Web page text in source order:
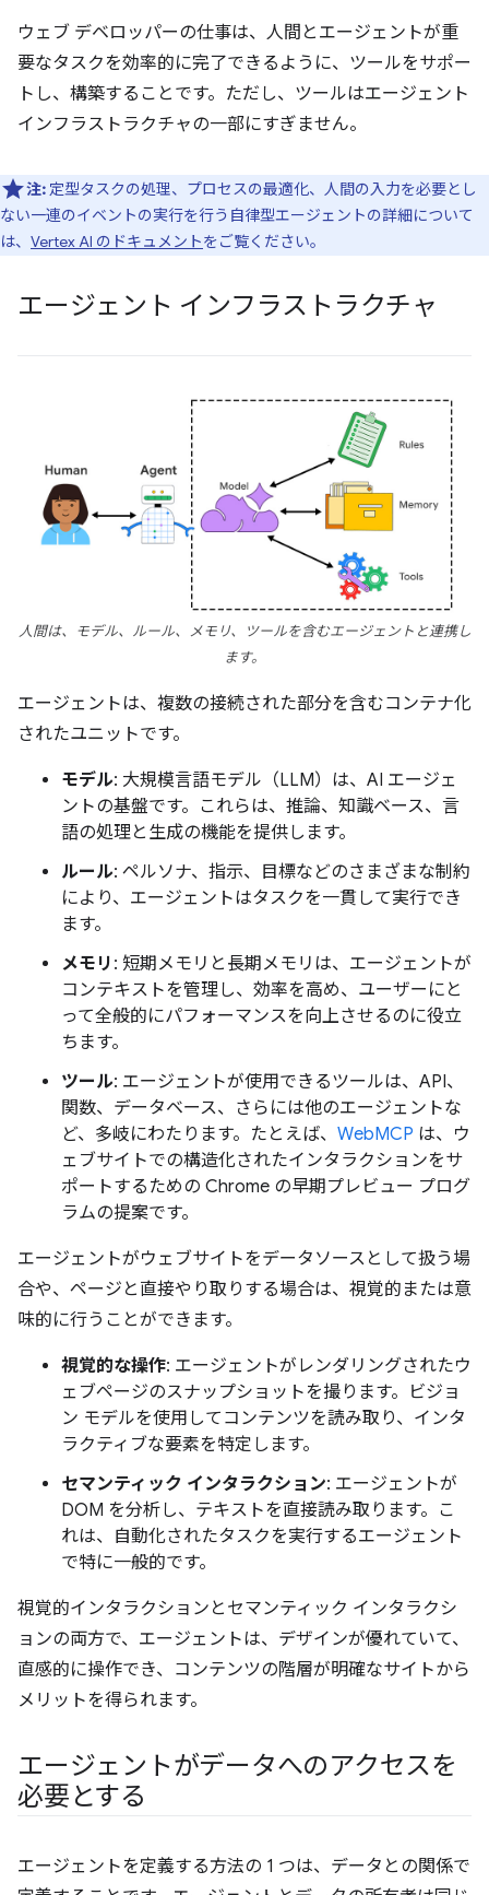
ウェブ デベロッパーの仕事は、人間とエージェントが重
要なタスクを効率的に完了できるように、ツールをサポー
トし、構築することです。ただし、ツールはエージェント
インフラストラクチャの一部にすぎません。
注: 定型タスクの処理、プロセスの最適化、人間の入力を必要とし
ない一連のイベントの実行を行う自律型エージェントの詳細について
は、 Vertex AI のドキュメントをご覧ください。
エージェント インフラストラクチャ
人間は、モデル、ルール、メモリ、ツールを含むエージェントと連携し
ます。
エージェントは、複数の接続された部分を含むコンテナ化
されたユニットです。
モデル: 大規模言語モデル（LLM）は、AI エージェ
ントの基盤です。これらは、推論、知識ベース、言
語の処理と生成の機能を提供します。
ルール: ペルソナ、指示、目標などのさまざまな制約
により、エージェントはタスクを一貫して実行でき
ます。
メモリ : 短期メモリと長期メモリは、エージェントが
コンテキストを管理し、効率を高め、ユーザーにと
って全般的にパフォーマンスを向上させるのに役立
ちます。
ツール: エージェントが使用できるツールは、API、
関数、データベース、さらには他のエージェントな
ど、多岐にわたります。たとえば、 WebMCP は、ウ
ェブサイトでの構造化されたインタラクションをサ
ポートするための Chrome の早期プレビュー プログ
ラムの提案です。
エージェントがウェブサイトをデータソースとして扱う場
合や、ページと直接やり取りする場合は、視覚的または意
味的に行うことができます。
視覚的な操作: エージェントがレンダリングされたウ
ェブページのスナップショットを撮ります。ビジョ
ン モデルを使用してコンテンツを読み取り、インタ
ラクティブな要素を特定します。
セマンティック インタラクション: エージェントが
DOM を分析し、テキストを直接読み取ります。こ
れは、自動化されたタスクを実行するエージェント
で特に一般的です。
視覚的インタラクションとセマンティック インタラクシ
ョンの両方で、エージェントは、デザインが優れていて、
直感的に操作でき、コンテンツの階層が明確なサイトから
メリットを得られます。
エージェントがデータへのアクセスを
必要とする
エージェントを定義する方法の 1 つは、データとの関係で